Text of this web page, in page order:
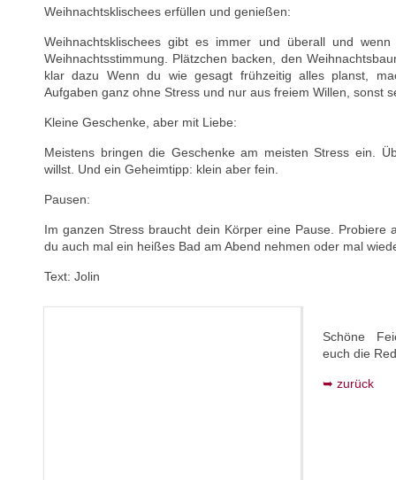
Weihnachtsklischees erfüllen und genießen:
Weihnachtsklischees gibt es immer und überall und
Weihnachtsstimmung. Plätzchen backen, den
klar dazu Wenn du wie gesagt frühzeitig alles planst,
Aufgaben ganz ohne Stress und nur aus freiem Willen, sonst
Kleine Geschenke, aber mit Liebe:
Meistens bringen die Geschenke am meisten Stress ein.
willst. Und ein Geheimtipp: klein aber fein.
Pausen:
Im ganzen Stress braucht dein Körper eine Pause. Probiere
du auch mal ein heißes Bad am Abend nehmen oder mal
Text: Jolin
Schöne
euch die
zurück